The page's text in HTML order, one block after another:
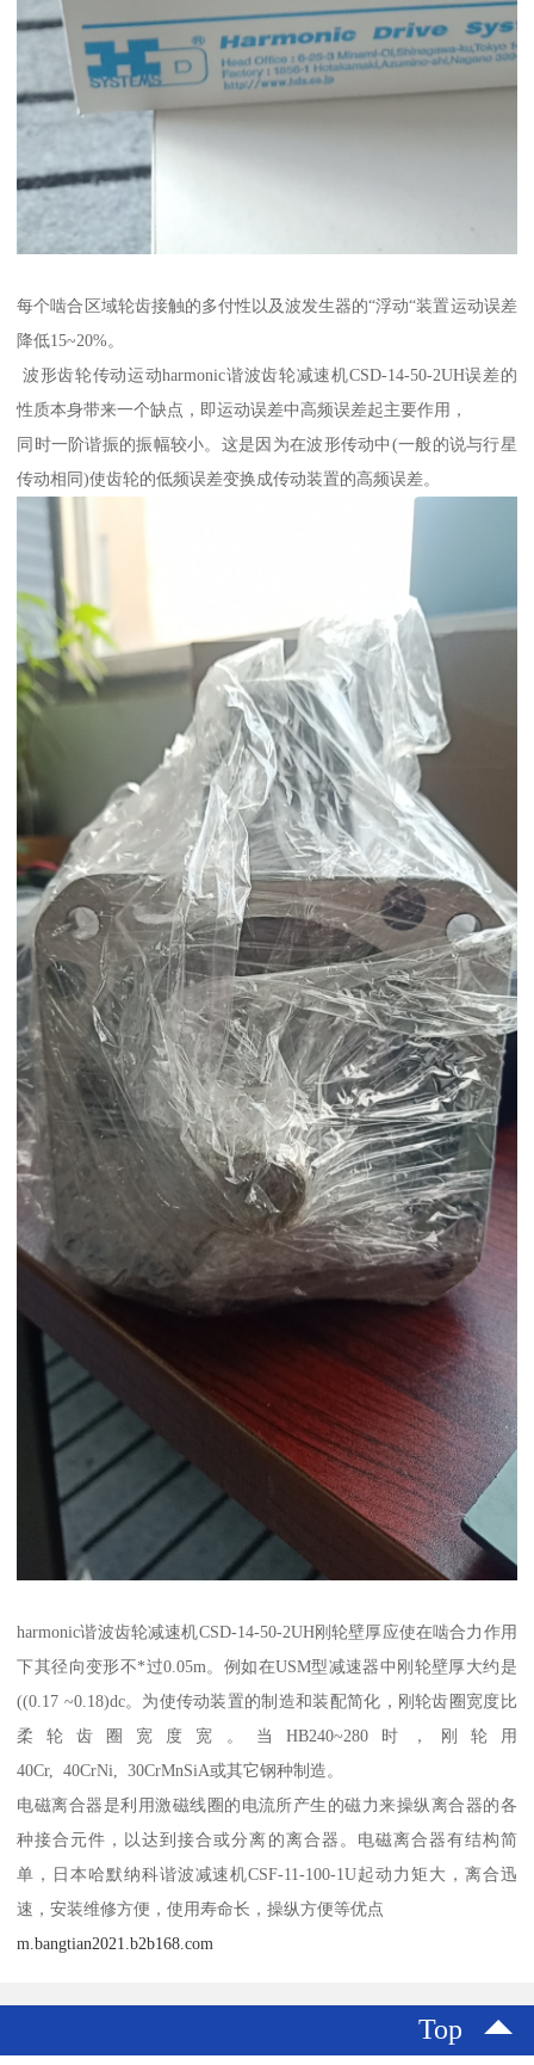
每个啮合区域轮齿接触的多付性以及波发生器的“浮动“装置运动误差
降低15~20%。
波形齿轮传动运动harmonic谐波齿轮减速机CSD-14-50-2UH误差的
性质本身带来一个缺点，即运动误差中高频误差起主要作用，
同时一阶谐振的振幅较小。这是因为在波形传动中(一般的说与行星
传动相同)使齿轮的低频误差变换成传动装置的高频误差。
harmonic谐波齿轮减速机CSD-14-50-2UH刚轮壁厚应使在啮合力作用
下其径向变形不*过0.05m。例如在USM型减速器中刚轮壁厚大约是
((0.17 ~0.18)dc。为使传动装置的制造和装配简化，刚轮齿圈宽度比
柔轮齿圈宽度宽。当HB240~280时，刚轮用
40Cr, 40CrNi, 30CrMnSiA或其它钢种制造。
电磁离合器是利用激磁线圈的电流所产生的磁力来操纵离合器的各
种接合元件，以达到接合或分离的离合器。电磁离合器有结构简
单，日本哈默纳科谐波减速机CSF-11-100-1U起动力矩大，离合迅
速，安装维修方便，使用寿命长，操纵方便等优点
m.bangtian2021.b2b168.com
Top